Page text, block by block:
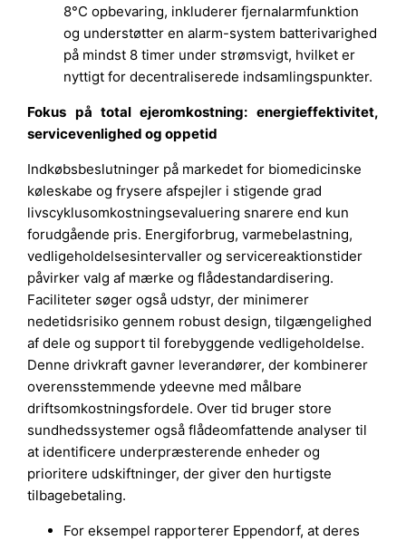
8°C opbevaring, inkluderer fjernalarmfunktion
og understøtter en alarm-system batterivarighed
på mindst 8 timer under strømsvigt, hvilket er
nyttigt for decentraliserede indsamlingspunkter.
Fokus på total ejeromkostning: energieffektivitet,
servicevenlighed og oppetid
Indkøbsbeslutninger på markedet for biomedicinske
køleskabe og frysere afspejler i stigende grad
livscyklusomkostningsevaluering snarere end kun
forudgående pris. Energiforbrug, varmebelastning,
vedligeholdelsesintervaller og servicereaktionstider
påvirker valg af mærke og flådestandardisering.
Faciliteter søger også udstyr, der minimerer
nedetidsrisiko gennem robust design, tilgængelighed
af dele og support til forebyggende vedligeholdelse.
Denne drivkraft gavner leverandører, der kombinerer
overensstemmende ydeevne med målbare
driftsomkostningsfordele. Over tid bruger store
sundhedssystemer også flådeomfattende analyser til
at identificere underpræsterende enheder og
prioritere udskiftninger, der giver den hurtigste
tilbagebetaling.
For eksempel rapporterer Eppendorf, at deres